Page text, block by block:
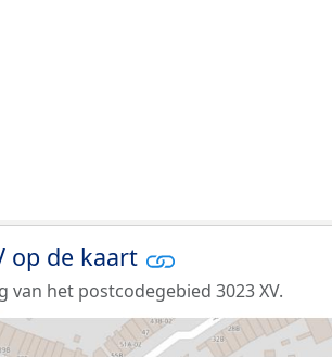
op de kaart
van het postcodegebied 3023 XV.